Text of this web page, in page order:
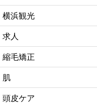
横浜観光
求人
縮毛矯正
肌
頭皮ケア